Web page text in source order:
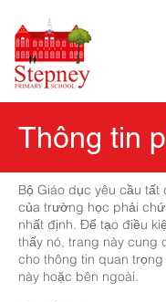
Thông tin
Bộ Giáo dục yêu cầu
của trường học phải
nhất định. Để tạo điều
thấy nó, trang này cung
cho thông tin quan
này hoặc bên ngoài.